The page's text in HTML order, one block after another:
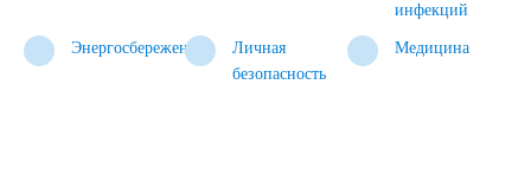
инфекций
Энергосбережение
Личная
безопасность
Медицина